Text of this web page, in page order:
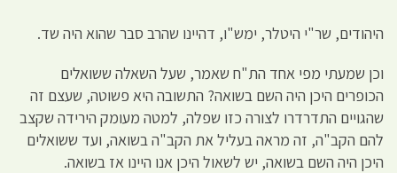
היהודים, שר"י היטלר, ימש"ו, דהיינו שהרב סבר שהוא היה שד.
וכן שמעתי מפי אחד הת"ח שאמר, שעל השאלה ששואלים
הכופרים היכן היה השם בשואה? התשובה היא פשוטה, שעצם זה
שהגויים התדרדרו לצורה כזו שפלה, למטה מעומק הירידה שקצב
להם הקב"ה, זה מראה בעליל את הקב"ה בשואה, ועד ששואלים
היכן היה השם בשואה, יש לשאול היכן אנו היינו אז בשואה.